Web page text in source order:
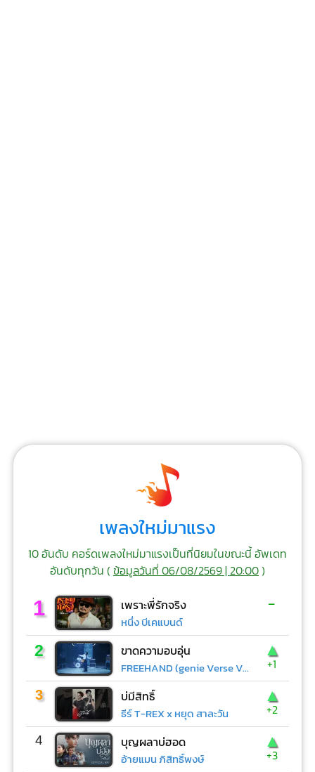
เพลงใหม่มาแรง
10 อันดับ คอร์ดเพลงใหม่มาแรงเป็นที่นิยมในขณะนี้ อัพเดท
อันดับทุกวัน (ข้อมูลวันที่ 06/08/2569 | 20:00)
1 เพราะพี่รักจริง
หนึ่ง บีเคแบนด์
-
2 ขาดความอบอุ่น
FREEHAND (genie Verse Vol.1)
▲
+1
3 บ่มีสิทธิ์
ธีร์ T-REX x หยุด สาละวัน
▲
+2
4 บุญผลาบ่ฮอด
อ้ายแมน ภิสิทธิ์พงษ์
▲
+3